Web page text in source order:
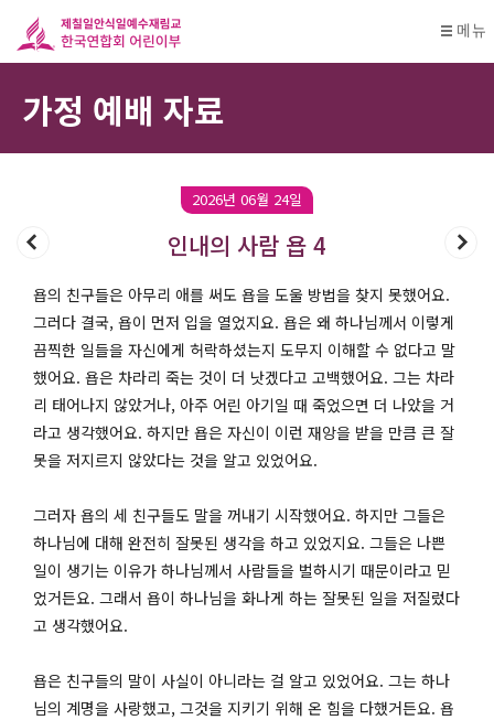
메뉴
가정 예배 자료
2026년 06월 24일
인내의 사람 욥 4
욥의 친구들은 아무리 애를 써도 욥을 도울 방법을 찾지 못했어요.
그러다 결국, 욥이 먼저 입을 열었지요. 욥은 왜 하나님께서 이렇게
끔찍한 일들을 자신에게 허락하셨는지 도무지 이해할 수 없다고 말
했어요. 욥은 차라리 죽는 것이 더 낫겠다고 고백했어요. 그는 차라
리 태어나지 않았거나, 아주 어린 아기일 때 죽었으면 더 나았을 거
라고 생각했어요. 하지만 욥은 자신이 이런 재앙을 받을 만큼 큰 잘
못을 저지르지 않았다는 것을 알고 있었어요.
그러자 욥의 세 친구들도 말을 꺼내기 시작했어요. 하지만 그들은
하나님에 대해 완전히 잘못된 생각을 하고 있었지요. 그들은 나쁜
일이 생기는 이유가 하나님께서 사람들을 벌하시기 때문이라고 믿
었거든요. 그래서 욥이 하나님을 화나게 하는 잘못된 일을 저질렀다
고 생각했어요.
욥은 친구들의 말이 사실이 아니라는 걸 알고 있었어요. 그는 하나
님의 계명을 사랑했고, 그것을 지키기 위해 온 힘을 다했거든요. 욥